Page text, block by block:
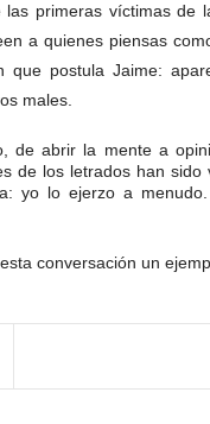
primeras víctimas de
a quienes piensas
que postula Jaime:
males.
de abrir la mente a
de los letrados han sido
yo lo ejerzo a
conversación un